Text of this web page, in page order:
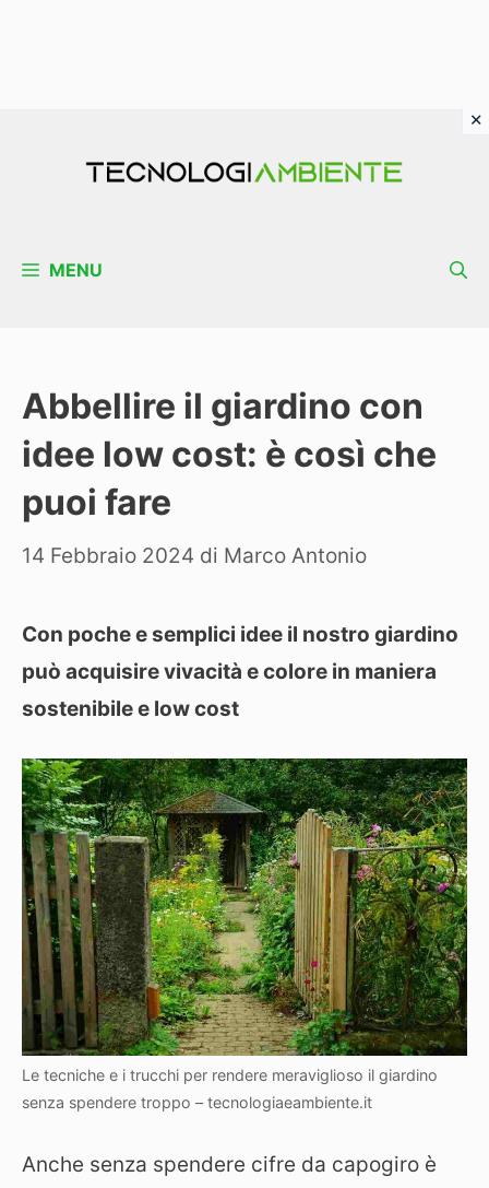
MENU
Abbellire il giardino con
idee low cost: è così che
puoi fare
14 Febbraio 2024 di Marco Antonio
Con poche e semplici idee il nostro giardino
può acquisire vivacità e colore in maniera
sostenibile e low cost
Le tecniche e i trucchi per rendere meraviglioso il giardino
senza spendere troppo – tecnologiaeambiente.it
Anche senza spendere cifre da capogiro è